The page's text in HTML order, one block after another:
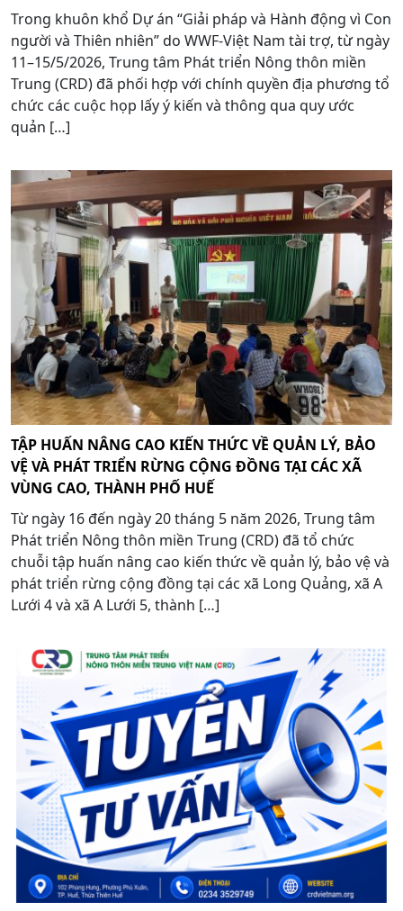
Trong khuôn khổ Dự án “Giải pháp và Hành động vì Con
người và Thiên nhiên” do WWF-Việt Nam tài trợ, từ ngày
11–15/5/2026, Trung tâm Phát triển Nông thôn miền
Trung (CRD) đã phối hợp với chính quyền địa phương tổ
chức các cuộc họp lấy ý kiến và thông qua quy ước
quản […]
TẬP HUẤN NÂNG CAO KIẾN THỨC VỀ QUẢN LÝ, BẢO
VỆ VÀ PHÁT TRIỂN RỪNG CỘNG ĐỒNG TẠI CÁC XÃ
VÙNG CAO, THÀNH PHỐ HUẾ
Từ ngày 16 đến ngày 20 tháng 5 năm 2026, Trung tâm
Phát triển Nông thôn miền Trung (CRD) đã tổ chức
chuỗi tập huấn nâng cao kiến thức về quản lý, bảo vệ và
phát triển rừng cộng đồng tại các xã Long Quảng, xã A
Lưới 4 và xã A Lưới 5, thành […]